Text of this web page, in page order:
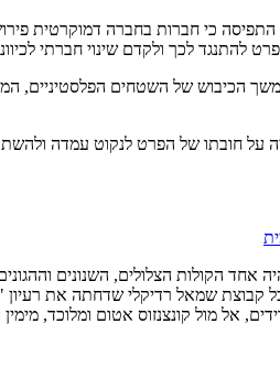
כי חברות בחברה דמוקרטית
להתנגד לכך ולקדם שינוי חברתי
הכיבוש של השטחים הפלסטיניים,
על חובתו של הפרט לנקוט עמדה
אמינוב (1939-2022) היה אחד הקולות
בכל קבוצת שמאל רדיקלי שדחתה את
אל מול קונצנזוס אטום ומלוכד,